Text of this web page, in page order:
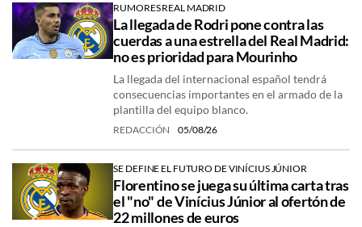
RUMORES REAL MADRID
La llegada de Rodri pone contra las
cuerdas a una estrella del Real Madrid:
no es prioridad para Mourinho
La llegada del internacional español tendrá
consecuencias importantes en el armado de la
plantilla del equipo blanco.
REDACCIÓN 05/08/26
SE DEFINE EL FUTURO DE VINÍCIUS JÚNIOR
Florentino se juega su última carta tras
el "no" de Vinícius Júnior al ofertón de
22 millones de euros